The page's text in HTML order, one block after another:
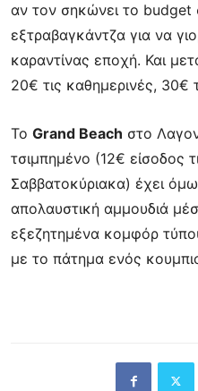
αν τον σηκώνει το budget
εξτραβαγκάντζα για να
καραντίνας εποχή. Και
20€ τις καθημερινές, 30€
Το Grand Beach στο
τσιμπημένο (12€ είσοδος
Σαββατοκύριακα) έχει
απολαυστική αμμουδιά
εξεζητημένα κομφόρ
με το πάτημα ενός